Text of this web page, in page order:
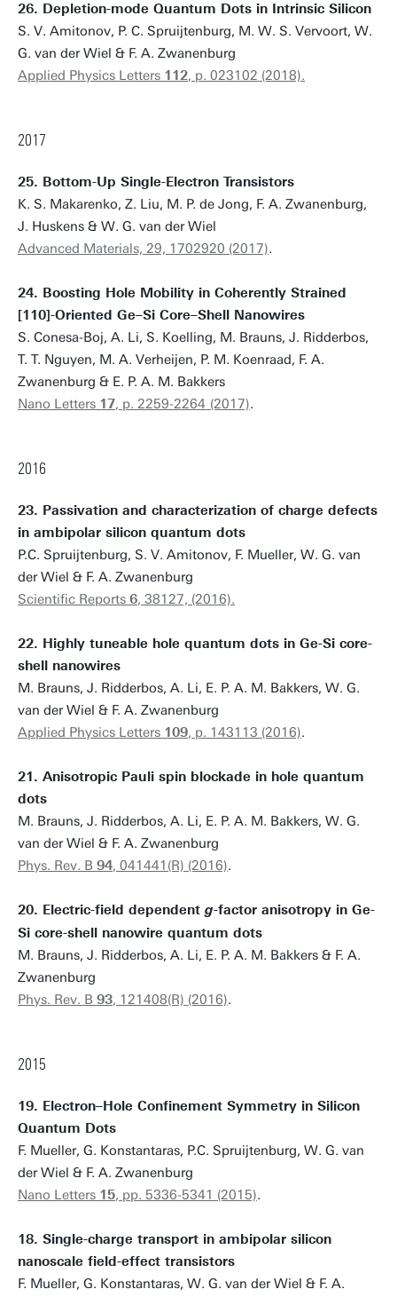
26. Depletion-mode Quantum Dots in Intrinsic Silicon
S. V. Amitonov, P. C. Spruijtenburg, M. W. S. Vervoort, W.
G. van der Wiel & F. A. Zwanenburg
Applied Physics Letters 112, p. 023102 (2018).
2017
25. Bottom-Up Single-Electron Transistors
K. S. Makarenko, Z. Liu, M. P. de Jong, F. A. Zwanenburg,
J. Huskens & W. G. van der Wiel
Advanced Materials, 29, 1702920 (2017).
24. Boosting Hole Mobility in Coherently Strained
[110]-Oriented Ge–Si Core–Shell Nanowires
S. Conesa-Boj, A. Li, S. Koelling, M. Brauns, J. Ridderbos,
T. T. Nguyen, M. A. Verheijen, P. M. Koenraad, F. A.
Zwanenburg & E. P. A. M. Bakkers
Nano Letters 17, p. 2259-2264 (2017).
2016
23. Passivation and characterization of charge defects
in ambipolar silicon quantum dots
P.C. Spruijtenburg, S. V. Amitonov, F. Mueller, W. G. van
der Wiel & F. A. Zwanenburg
Scientific Reports 6, 38127, (2016).
22. Highly tuneable hole quantum dots in Ge-Si core-
shell nanowires
M. Brauns, J. Ridderbos, A. Li, E. P. A. M. Bakkers, W. G.
van der Wiel & F. A. Zwanenburg
Applied Physics Letters 109, p. 143113 (2016).
21. Anisotropic Pauli spin blockade in hole quantum
dots
M. Brauns, J. Ridderbos, A. Li, E. P. A. M. Bakkers, W. G.
van der Wiel & F. A. Zwanenburg
Phys. Rev. B 94, 041441(R) (2016).
20. Electric-field dependent g-factor anisotropy in Ge-
Si core-shell nanowire quantum dots
M. Brauns, J. Ridderbos, A. Li, E. P. A. M. Bakkers & F. A.
Zwanenburg
Phys. Rev. B 93, 121408(R) (2016).
2015
19. Electron–Hole Confinement Symmetry in Silicon
Quantum Dots
F. Mueller, G. Konstantaras, P.C. Spruijtenburg, W. G. van
der Wiel & F. A. Zwanenburg
Nano Letters 15, pp. 5336-5341 (2015).
18. Single-charge transport in ambipolar silicon
nanoscale field-effect transistors
F. Mueller, G. Konstantaras, W. G. van der Wiel & F. A.